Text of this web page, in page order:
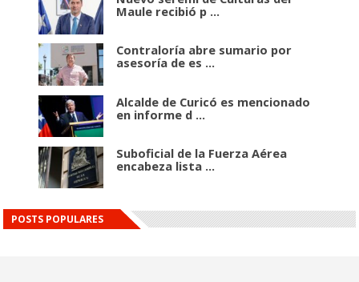
Maule recibió p ...
Contraloría abre sumario por
asesoría de es ...
Alcalde de Curicó es mencionado
en informe d ...
Suboficial de la Fuerza Aérea
encabeza lista ...
POSTS POPULARES